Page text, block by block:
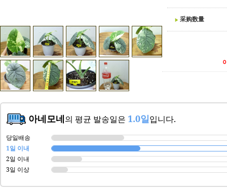
采购数量
아네모네의 평균 발송일은 1.0일입니다.
당일배송
1일 이내
2일 이내
3일 이상